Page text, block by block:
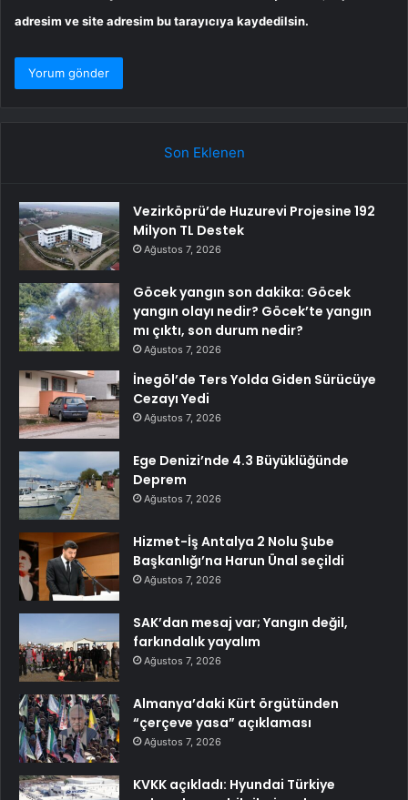
adresim ve site adresim bu tarayıcıya kaydedilsin.
Son Eklenen
Vezirköprü’de Huzurevi Projesine 192
Milyon TL Destek
Ağustos 7, 2026
Göcek yangın son dakika: Göcek
yangın olayı nedir? Göcek’te yangın
mı çıktı, son durum nedir?
Ağustos 7, 2026
İnegöl’de Ters Yolda Giden Sürücüye
Cezayı Yedi
Ağustos 7, 2026
Ege Denizi’nde 4.3 Büyüklüğünde
Deprem
Ağustos 7, 2026
Hizmet-İş Antalya 2 Nolu Şube
Başkanlığı’na Harun Ünal seçildi
Ağustos 7, 2026
SAK’dan mesaj var; Yangın değil,
farkındalık yayalım
Ağustos 7, 2026
Almanya’daki Kürt örgütünden
“çerçeve yasa” açıklaması
Ağustos 7, 2026
KVKK açıkladı: Hyundai Türkiye